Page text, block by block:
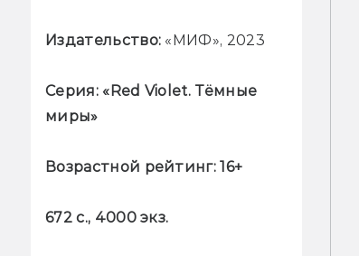
Издательство: «МИФ», 2023
Серия: «Red Violet. Тёмные
миры»
Возрастной рейтинг: 16+
672 с., 4000 экз.